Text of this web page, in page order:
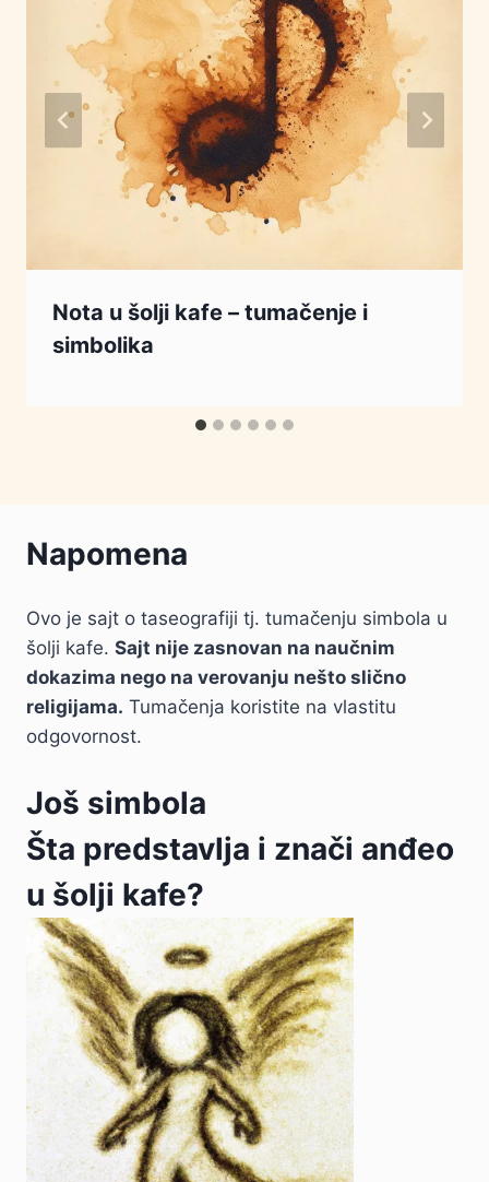
Nota u šolji kafe – tumačenje i
simbolika
Napomena
Ovo je sajt o taseografiji tj. tumačenju simbola u
šolji kafe. Sajt nije zasnovan na naučnim
dokazima nego na verovanju nešto slično
religijama. Tumačenja koristite na vlastitu
odgovornost.
Još simbola
Šta predstavlja i znači anđeo
u šolji kafe?